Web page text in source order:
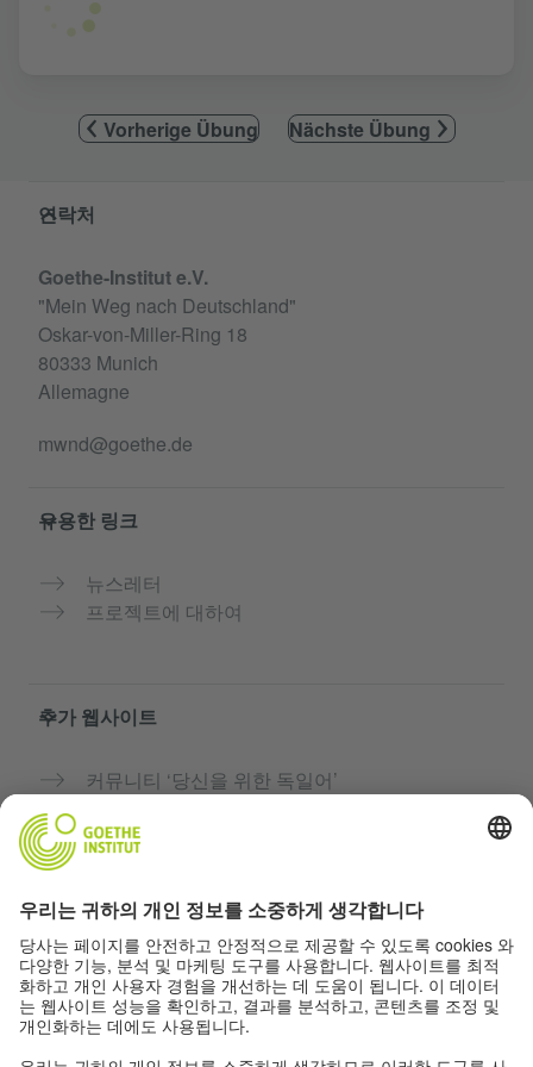
Vorherige Übung Nächste Übung
Service- und Informationsbereich
연락처
Goethe-Institut e.V.
"Mein Weg nach Deutschland"
Oskar-von-Miller-Ring 18
80333 Munich
Allemagne
mwnd@goethe.de
유용한 링크
뉴스레터
프로젝트에 대하여
추가 웹사이트
커뮤니티 ‘당신을 위한 독일어’
괴테 인스티투트의 독일어 과정
개인정보 및 접근성
개인 정보 설정
접근성